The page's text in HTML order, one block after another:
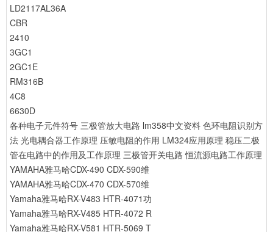
LD2117AL36A
CBR
2410
3GC1
2GC1E
RM316B
4C8
6630D
各种电子元件符号 三极管放大电路 lm358中文资料 色环电阻识别方
法 光电耦合器工作原理 压敏电阻的作用 LM324应用原理 稳压二极
管在电路中的作用及工作原理 三极管开关电路 恒流源电路工作原理
YAMAHA雅马哈CDX-490 CDX-590维
YAMAHA雅马哈CDX-470 CDX-570维
Yamaha雅马哈RX-V483 HTR-4071功
Yamaha雅马哈RX-V485 HTR-4072 R
Yamaha雅马哈RX-V581 HTR-5069 T